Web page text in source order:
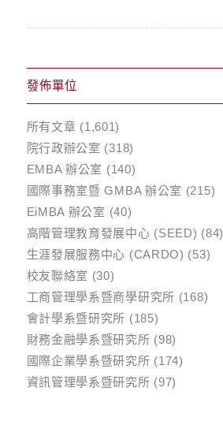
發佈單位
所有文章 (1,601)
院行政辦公室 (318)
EMBA 辦公室 (140)
國際事務室暨 GMBA 辦公室 (215)
EiMBA 辦公室 (40)
高階管理教育發展中心 (SEED) (84)
生涯發展服務中心 (CARDO) (53)
校友聯絡室 (30)
工商管理學系暨商學研究所 (168)
會計學系暨研究所 (185)
財務金融學系暨研究所 (98)
國際企業學系暨研究所 (174)
資訊管理學系暨研究所 (97)